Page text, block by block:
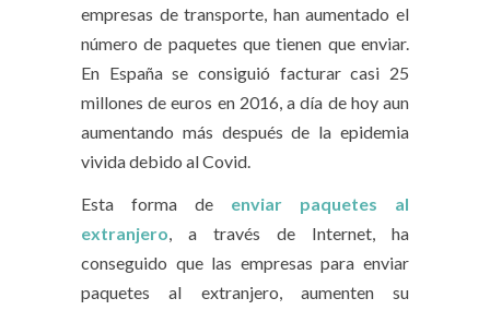
empresas de transporte, han aumentado el
número de paquetes que tienen que enviar.
En España se consiguió facturar casi 25
millones de euros en 2016, a día de hoy aun
aumentando más después de la epidemia
vivida debido al Covid.
Esta forma de enviar paquetes al
extranjero, a través de Internet, ha
conseguido que las empresas para enviar
paquetes al extranjero, aumenten su